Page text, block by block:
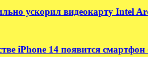
ускорил видеокарту Intel
iPhone 14 появится